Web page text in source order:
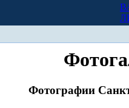
Фотографии